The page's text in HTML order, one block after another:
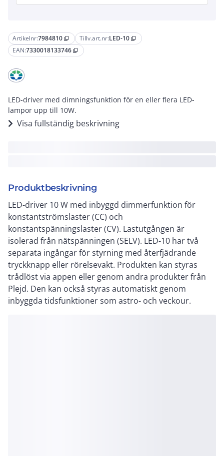
Artikelnr:7984810 content_copy Tillv.art.nr:LED-10 content_copy
EAN:7330018133746 content_copy
LED-driver med dimningsfunktion för en eller flera LED-
lampor upp till 10W.
Visa fullständig beskrivning
Produktbeskrivning
LED-driver 10 W med inbyggd dimmerfunktion för
konstantströmslaster (CC) och
konstantspänningslaster (CV). Lastutgången är
isolerad från nätspänningen (SELV). LED-10 har två
separata ingångar för styrning med återfjädrande
tryckknapp eller rörelsevakt. Produkten kan styras
trådlöst via appen eller genom andra produkter från
Plejd. Den kan också styras automatiskt genom
inbyggda tidsfunktioner som astro- och veckour.